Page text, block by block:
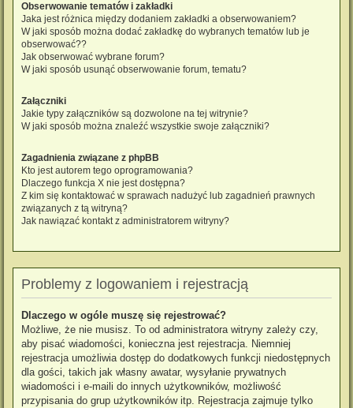
Obserwowanie tematów i zakładki
Jaka jest różnica między dodaniem zakładki a obserwowaniem?
W jaki sposób można dodać zakładkę do wybranych tematów lub je
obserwować??
Jak obserwować wybrane forum?
W jaki sposób usunąć obserwowanie forum, tematu?
Załączniki
Jakie typy załączników są dozwolone na tej witrynie?
W jaki sposób można znaleźć wszystkie swoje załączniki?
Zagadnienia związane z phpBB
Kto jest autorem tego oprogramowania?
Dlaczego funkcja X nie jest dostępna?
Z kim się kontaktować w sprawach nadużyć lub zagadnień prawnych
związanych z tą witryną?
Jak nawiązać kontakt z administratorem witryny?
Problemy z logowaniem i rejestracją
Dlaczego w ogóle muszę się rejestrować?
Możliwe, że nie musisz. To od administratora witryny zależy czy,
aby pisać wiadomości, konieczna jest rejestracja. Niemniej
rejestracja umożliwia dostęp do dodatkowych funkcji niedostępnych
dla gości, takich jak własny awatar, wysyłanie prywatnych
wiadomości i e-maili do innych użytkowników, możliwość
przypisania do grup użytkowników itp. Rejestracja zajmuje tylko